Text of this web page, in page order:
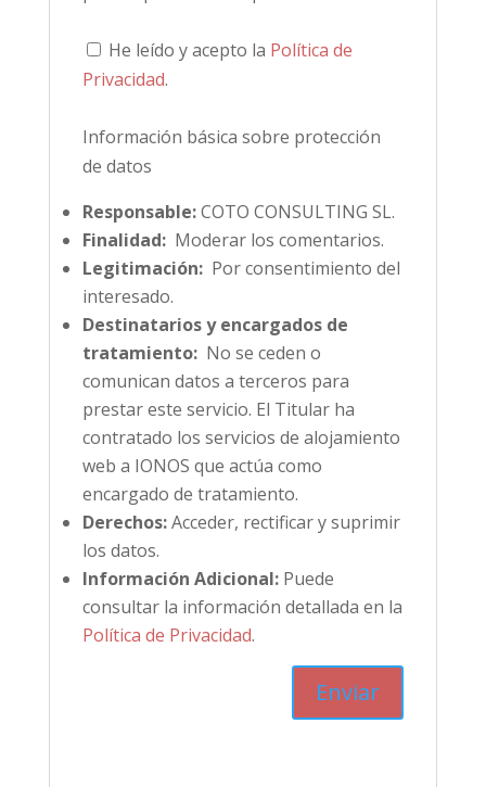
He leído y acepto la Política de
Privacidad.
Información básica sobre protección
de datos
Responsable:COTO CONSULTING SL.
Finalidad:Moderar los comentarios.
Legitimación:Por consentimiento del
interesado.
Destinatarios y encargados de
tratamiento:No se ceden o
comunican datos a terceros para
prestar este servicio. El Titular ha
contratado los servicios de alojamiento
web a IONOS que actúa como
encargado de tratamiento.
Derechos:Acceder, rectificar y suprimir
los datos.
Información Adicional:Puede
consultar la información detallada en la
Política de Privacidad.